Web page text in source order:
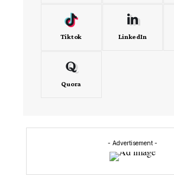
Tiktok LinkedIn
Quora
- Advertisement -